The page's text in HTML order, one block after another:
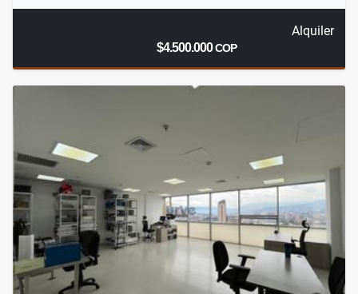
Alquiler
$4.500.000COP